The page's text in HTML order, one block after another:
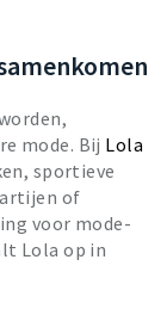
mode. Bij Lola
sportieve
of
voor mode-
Lola op in